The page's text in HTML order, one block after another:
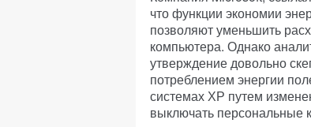
что функции экономии
позволяют уменьшить
компьютера. Однако
утверждение довольно
потреблением энергии
системах ХР путем
выключать персональные